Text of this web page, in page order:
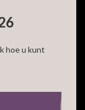
hoe u kunt